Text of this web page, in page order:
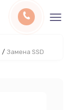
/ Замена SSD